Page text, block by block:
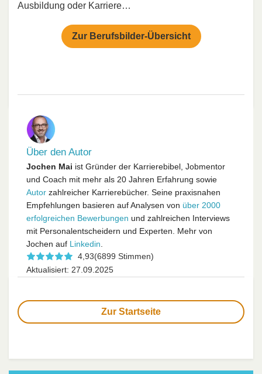
Ausbildung oder Karriere…
Zur Berufsbilder-Übersicht
Über den Autor
Jochen Mai ist Gründer der Karrierebibel, Jobmentor
und Coach mit mehr als 20 Jahren Erfahrung sowie
Autor zahlreicher Karrierebücher. Seine praxisnahen
Empfehlungen basieren auf Analysen von über 2000
erfolgreichen Bewerbungen und zahlreichen Interviews
mit Personalentscheidern und Experten. Mehr von
Jochen auf Linkedin.
4,93(6899 Stimmen)
Aktualisiert: 27.09.2025
Zur Startseite